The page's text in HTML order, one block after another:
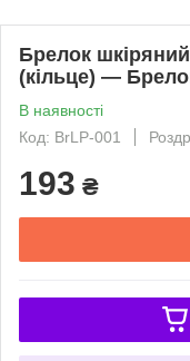
Брелок
(кільце) —
В наявності
Код: BrLP-001
193 ₴